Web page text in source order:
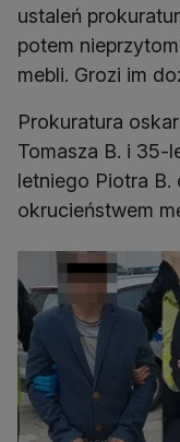
ustaleń
potem
mebli. Grozi im
Prokuratura
Tomasza B. i 35-
letniego Piotra B.
okrucieństwem